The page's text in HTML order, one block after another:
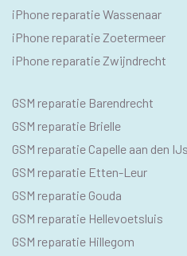
iPhone reparatie Wassenaar
iPhone reparatie Zoetermeer
iPhone reparatie Zwijndrecht
SEO
GSM
GSM reparatie Barendrecht
GSM reparatie Brielle
GSM reparatie Capelle aan den
GSM reparatie Etten-Leur
GSM reparatie Gouda
GSM reparatie Hellevoetsluis
GSM reparatie Hillegom